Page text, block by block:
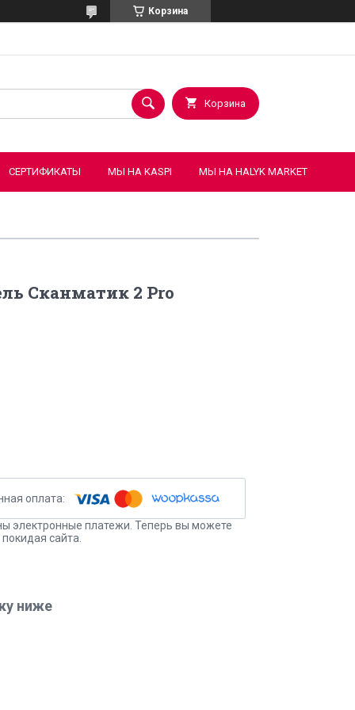
Корзина
Корзина
СЕРТИФИКАТЫ МЫ НА KASPI МЫ НА HALYK MARKET
Сканматик 2 Pro
электронные платежи. Теперь вы можете
сайта.
ниже